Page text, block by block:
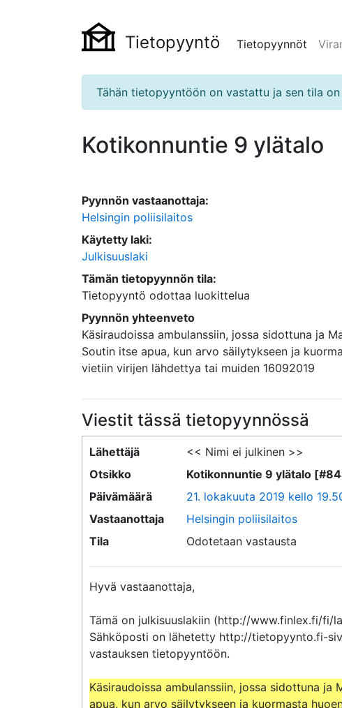
Tietopyyntö Tietopyynnöt
Tähän tietopyyntöön on vastattu ja sen tila
Kotikonnuntie 9 ylätalo
Pyynnön vastaanottaja:
Helsingin poliisilaitos
Käytetty laki:
Julkisuuslaki
Tämän tietopyynnön tila:
Tietopyyntö odottaa luokittelua
Pyynnön yhteenveto
Käsiraudoissa ambulanssiin, jossa sidottuna ja
Soutin itse apua, kun arvo säilytykseen ja
vietiin virijen lähdettya tai muiden 16092019
Viestit tässä tietopyynnössä
Lähettäjä
<< Nimi ei julkinen >>
Otsikko
Kotikonnuntie 9 ylätalo
Päivämäärä
21. lokakuuta 2019 kello
Vastaanottaja
Helsingin poliisilaitos
Tila
Odotetaan vastausta
Hyvä vastaanottaja,
Tämä on julkisuuslakiin (http://www.finlex.fi/fi/
Sähköposti on lähetetty http://tietopyynto.fi-
vastauksen tietopyyntöön.
Käsiraudoissa ambulanssiin, jossa sidottuna ja
apua, kun arvo säilytykseen ja kuormasta